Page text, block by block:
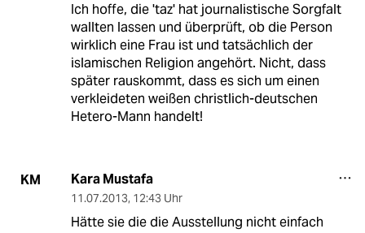
Ich hoffe, die 'taz' hat journalistische Sorgfalt
wallten lassen und überprüft, ob die Person
wirklich eine Frau ist und tatsächlich der
islamischen Religion angehört. Nicht, dass
später rauskommt, dass es sich um einen
verkleideten weißen christlich-deutschen
Hetero-Mann handelt!
KM Kara Mustafa
11.07.2013, 12:43 Uhr
Hätte sie die die Ausstellung nicht einfach